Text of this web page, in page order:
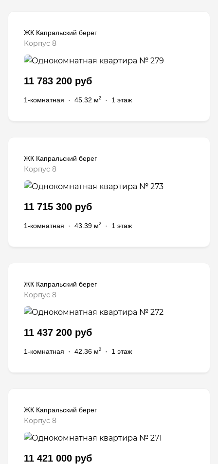
ЖК Капральский берег
Корпус 8
11 783 200 руб
1-комнатная · 45.32 м2 · 1 этаж
ЖК Капральский берег
Корпус 8
11 715 300 руб
1-комнатная · 43.39 м2 · 1 этаж
ЖК Капральский берег
Корпус 8
11 437 200 руб
1-комнатная · 42.36 м2 · 1 этаж
ЖК Капральский берег
Корпус 8
11 421 000 руб